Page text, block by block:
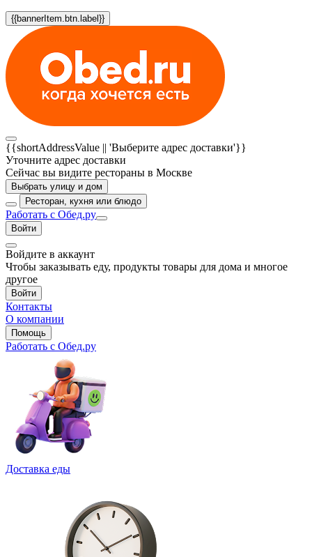
{{bannerItem.btn.label}}
{{shortAddressValue || 'Выберите адрес доставки'}}
Уточните адрес доставки
Сейчас вы видите рестораны в Москве
Выбрать улицу и дом
Ресторан, кухня или блюдо
Работать с Обед.ру
Войти
Войдите в аккаунт
Чтобы заказывать еду, продукты товары для дома и многое
другое
Войти
Контакты
О компании
Помощь
Работать с Обед.ру
Доставка еды